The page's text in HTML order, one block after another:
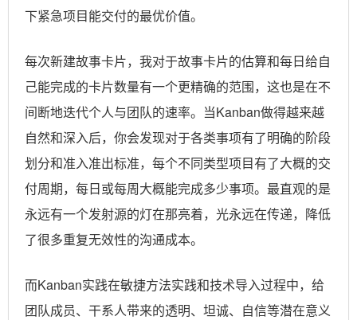
下紧急项目能交付的最优价值。
每次新建故事卡片，我对于故事卡片的估算和每日给自
己能完成的卡片数量有一个更精确的范围，这也是在不
间断地迭代个人与团队的速率。当Kanban做得越来越
自然和深入后，你会发现对于各类事项有了明确的阶段
划分和准入准出标准，每个不同类型项目有了大概的交
付周期，每日或每周大概能完成多少事项。最直观的是
永远有一个发射源的灯在那亮着，光永远在传递，降低
了很多重复无效性的沟通成本。
而Kanban实践在敏捷方法实践和技术导入过程中，给
团队成员、干系人带来的透明、坦诚、自信等潜在意义